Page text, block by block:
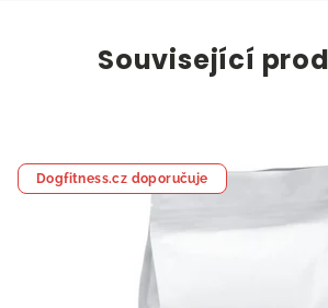
Související
Dogfitness.cz doporučuje